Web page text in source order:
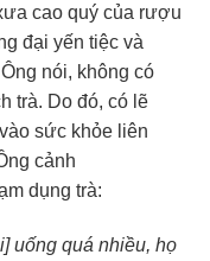
cao quý của rượu
đại yến tiệc và
Ông nói, không có
trà. Do đó, có lẽ
sức khỏe liên
cảnh
dụng trà:
uống quá nhiều, họ